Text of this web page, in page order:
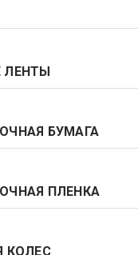
ЛЕНТЫ
БУМАГА
ПЛЕНКА
КОЛЕС